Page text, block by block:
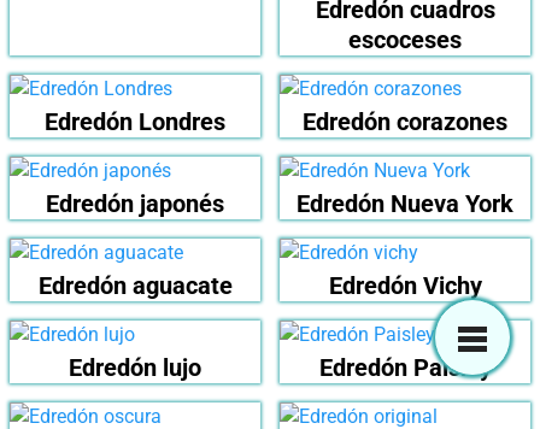
Edredón cuadros
escoceses
Edredón Londres Edredón corazones
Edredón japonés Edredón Nueva York
Edredón aguacate Edredón Vichy
Edredón lujo Edredón Paisley